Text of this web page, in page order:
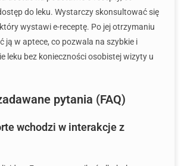
do leku. Wystarczy skonsultować się
wystawi e-receptę. Po jej otrzymaniu
ją w aptece, co pozwala na szybkie i
leku bez konieczności osobistej wizyty u
pytania (FAQ)
wchodzi w interakcje z